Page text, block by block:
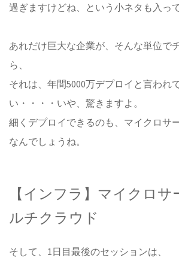
過ぎますけどね、という小ネタも入っ
あれだけ巨大な企業が、そんな単位で
ら、
それは、年間5000万デプロイと言われ
い・・・・いや、驚きますよ。
細くデプロイできるのも、マイクロサ
なんでしょうね。
【インフラ】マイクロサ
ルチクラウド
そして、1日目最後のセッションは、